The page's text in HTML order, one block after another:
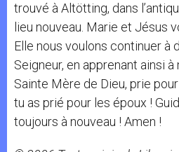
trouvé à Altötting, dans
lieu nouveau. Marie et Jésus
Elle nous voulons continuer à
Seigneur, en apprenant ainsi
Sainte Mère de Dieu, prie
tu as prié pour les époux !
toujours à nouveau ! Amen !